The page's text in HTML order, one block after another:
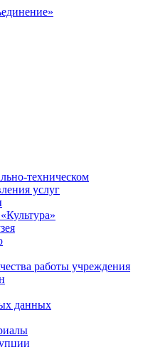
техническом
услуг
работы учреждения
данных